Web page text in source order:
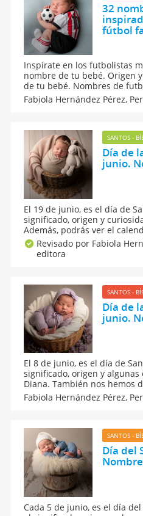
32
fútbol
Inspírate en los futbolistas
nombre de tu bebé. Origen
de tu bebé. Nombres de
niños. Si te gusta el fútbol,
futbolista para tu bebé.
Fabiola Hernández Pérez,
SANTOS -
Día de
junio.
El 19 de junio, es el día de
significado, origen y
Además, podrás ver el
onomástica de todos los
contamos las curiosidades
como Aurora y otras
Revisado por Fabiola
editora
SANTOS -
Día de
junio.
El 8 de junio, es el día de
significado, origen y
Diana. También nos hemos
para ti algunas
apodo Diana y otros más
Fabiola Hernández Pérez,
SANTOS -
Día del
Cada 5 de junio, es el día